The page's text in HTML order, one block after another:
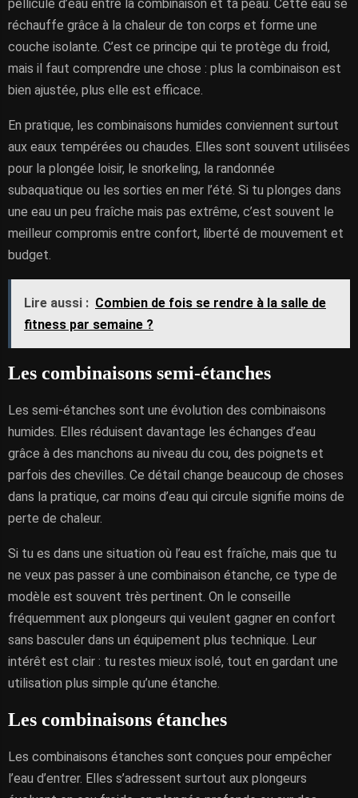
pellicule d’eau entre la combinaison et ta peau. Cette eau se
réchauffe grâce à la chaleur de ton corps et forme une
couche isolante. C’est ce principe qui te protège du froid,
mais il faut comprendre une chose : plus la combinaison est
bien ajustée, plus elle est efficace.
En pratique, les combinaisons humides conviennent surtout
aux eaux tempérées ou chaudes. Elles sont souvent utilisées
pour la plongée loisir, le snorkeling, la randonnée
subaquatique ou les sorties en mer l’été. Si tu plonges dans
une eau un peu fraîche mais pas extrême, c’est souvent le
meilleur compromis entre confort, liberté de mouvement et
budget.
Lire aussi : Combien de fois se rendre à la salle de
fitness par semaine ?
Les combinaisons semi-étanches
Les semi-étanches sont une évolution des combinaisons
humides. Elles réduisent davantage les échanges d’eau
grâce à des manchons au niveau du cou, des poignets et
parfois des chevilles. Ce détail change beaucoup de choses
dans la pratique, car moins d’eau qui circule signifie moins de
perte de chaleur.
Si tu es dans une situation où l’eau est fraîche, mais que tu
ne veux pas passer à une combinaison étanche, ce type de
modèle est souvent très pertinent. On le conseille
fréquemment aux plongeurs qui veulent gagner en confort
sans basculer dans un équipement plus technique. Leur
intérêt est clair : tu restes mieux isolé, tout en gardant une
utilisation plus simple qu’une étanche.
Les combinaisons étanches
Les combinaisons étanches sont conçues pour empêcher
l’eau d’entrer. Elles s’adressent surtout aux plongeurs